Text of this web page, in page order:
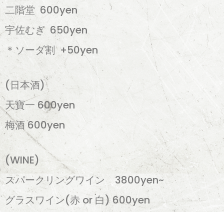
二階堂 600yen
宇佐むぎ 650yen
＊ソーダ割 +50yen
(日本酒)
天寶一 600yen
梅酒 600yen
(WINE)
スパークリングワイン 3800yen~
グラスワイン(赤 or 白) 600yen